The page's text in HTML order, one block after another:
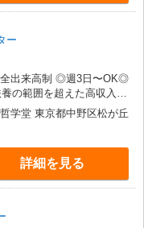
ー
出来高制 ◎週3日〜OK◎
の範囲を超えた高収入も
/月10万円（最長12か月
-13時の場合 月10万円〜
収入保障期間：12か月
学堂 東京都中野区松が丘
詳細を見る